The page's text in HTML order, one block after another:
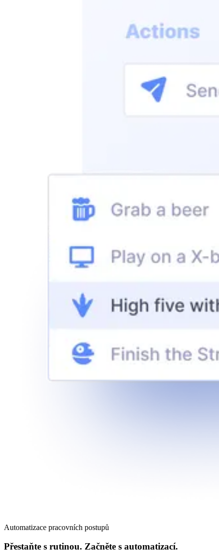
Automatizace pracovních postupů
Přestaňte s rutinou. Začněte s automatizací.